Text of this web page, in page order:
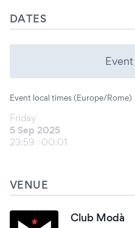
DATES
Event local times (Europe/Rome)
Friday
5 Sep 2025
23:59
00:01
VENUE
Club Modà